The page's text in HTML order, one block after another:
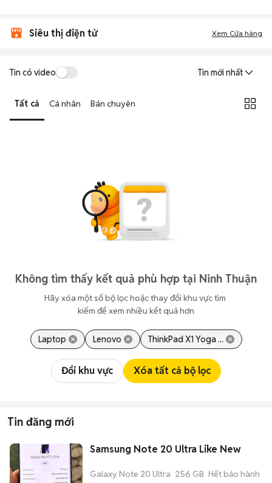
Siêu thị điện tử Xem Cửa hàng
Tin có video Tin mới nhất
Tất cả Cá nhân Bán chuyên
Không tìm thấy kết quả phù hợp tại Ninh Thuận
Hãy xóa một số bộ lọc hoặc thay đổi khu vực tìm
kiếm để xem nhiều kết quả hơn
Laptop Lenovo ThinkPad X1 Yoga ...
Đổi khu vực Xóa tất cả bộ lọc
Tin đăng mới
Samsung Note 20 Ultra Like New
Galaxy Note 20 Ultra 256 GB Hết bảo hành